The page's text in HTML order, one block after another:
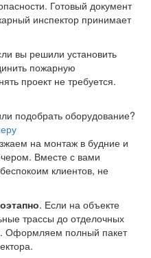
Готовый документ
инспектор принимает
вы решили установить
пожарную
проект не требуется.
подобрать оборудование?
на монтаж в будние и
Вместе с вами
клиентов, не
. Если на объекте
трассы до отделочных
Оформляем полный пакет